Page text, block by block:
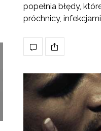
popełnia błędy,
próchnicy,